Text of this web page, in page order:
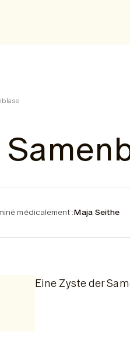
médicalement :Maja Seithe
Eine Zyste der